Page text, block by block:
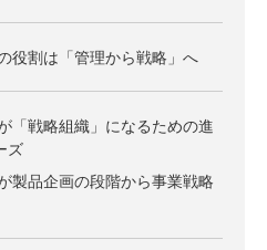
役割は「管理から戦略」へ
「戦略組織」になるための進
ズ
製品企画の段階から事業戦略